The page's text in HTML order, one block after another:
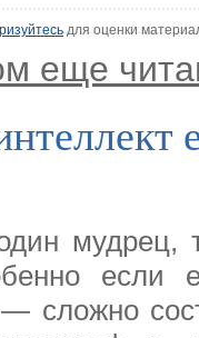
для оценки
еще
мудрец,
сложно